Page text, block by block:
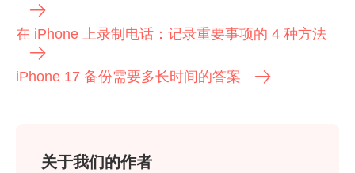
在 iPhone 上录制电话：记录重要事项的 4 种方法
iPhone 17 备份需要多长时间的答案
关于我们的作者